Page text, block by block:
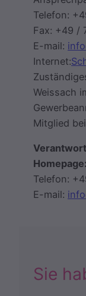
Telefon:
Fax: +49 /
E-mail:
Internet:
Weissach
Mitglied
Homepage:
Telefon:
E-mail:
Sie